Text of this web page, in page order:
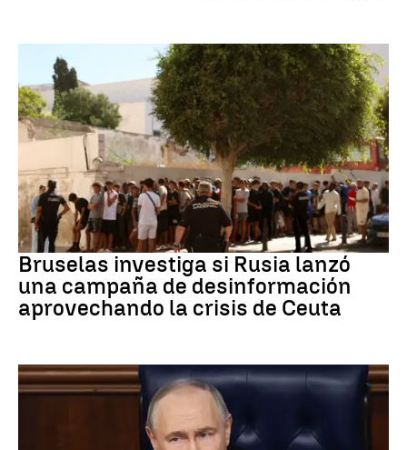
Desinformación rusa
Bruselas investiga si Rusia lanzó
una campaña de desinformación
aprovechando la crisis de Ceuta